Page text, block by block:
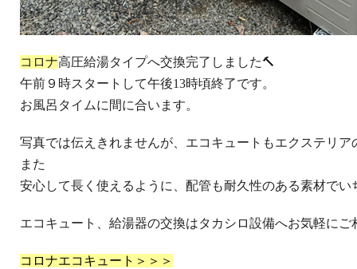
コロナ高圧給湯タイプへ交換完了しました🔨
午前９時スタートして午後13時頃終了です。
お風呂タイムに間に合います。
写真では伝えきれませんが、エコキュートもエクステリ
また
安心して長く使えるように、配管も耐久性のある素材で
エコキュート、給湯器の交換はタカシロ設備へお気軽にご
コロナエコキュート＞＞＞